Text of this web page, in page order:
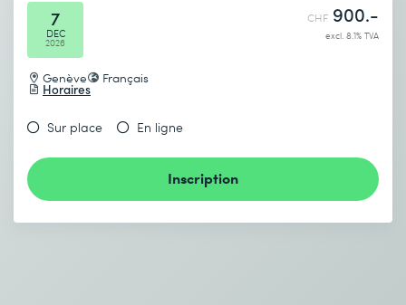
7
DEC
2026
Genève Français
Horaires
CHF 900.-
excl. 8.1% TVA
Sur place En ligne
Inscription